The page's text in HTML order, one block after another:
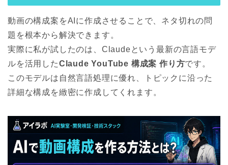
動画の構成案をAIに作成させることで、ネタ切れの問
題を根本から解決できます。
実際に私が試したのは、Claudeという最新の言語モデ
ルを活用したClaude YouTube 構成案 作り方です。
このモデルは自然言語処理に優れ、トピックに沿った
詳細な構成を緻密に作成してくれます。